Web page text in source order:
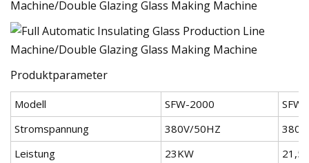
Produktparameter
Modell SFW-2000
Stromspannung
380V/50HZ
Leistung
23KW 21,5